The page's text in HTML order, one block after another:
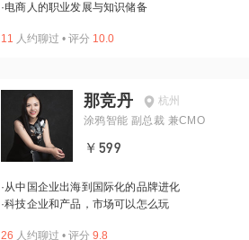
·电商人的职业发展与知识储备
11 人约聊过 • 评分 10.0
那竞丹
杭州
涂鸦智能 副总裁 兼CMO
￥599
·从中国企业出海到国际化的品牌进化
·科技企业和产品，市场可以怎么玩
26 人约聊过 • 评分 9.8